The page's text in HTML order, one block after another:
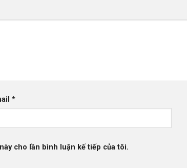
*
cho lần bình luận kế tiếp của tôi.